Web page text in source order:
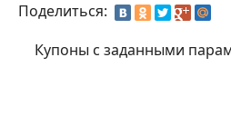
Поделиться:
Купоны с заданными